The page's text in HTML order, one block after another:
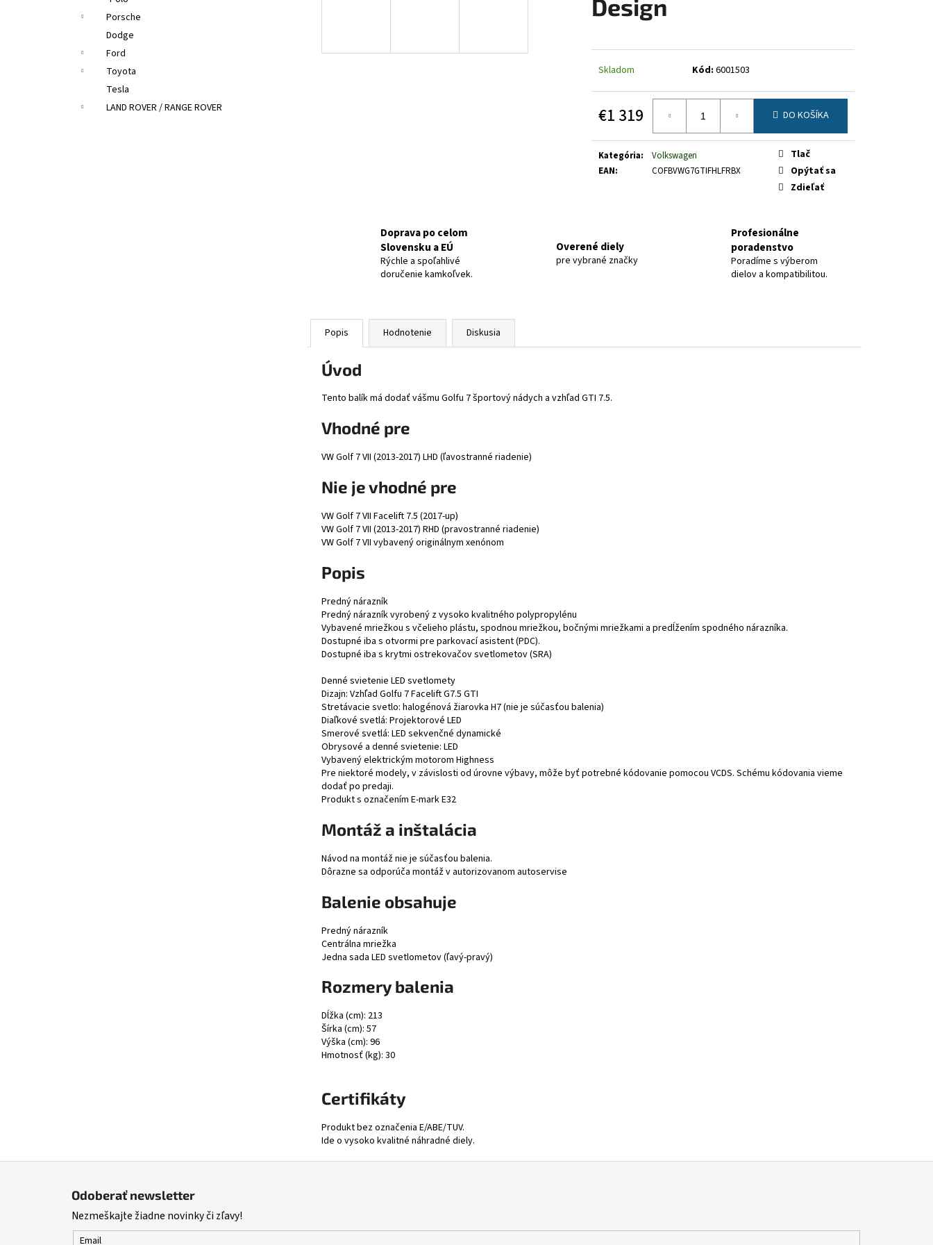
Porsche
Dodge
Ford
Toyota
Tesla
LAND ROVER / RANGE ROVER
Design
Skladom Kód: 6001503
€1 319
cena:
DO KOŠÍKA
Kategória:
Volkswagen
EAN: COFBVWG7GTIFHLFRBX
Tlač
Opýtať sa
Zdieľať
Doprava po celom
Slovensku a EÚ
Rýchle a spoľahlivé
doručenie kamkoľvek.
Overené diely
pre vybrané značky
Profesionálne
poradenstvo
Poradíme s výberom
dielov a kompatibilitou.
Popis Hodnotenie Diskusia
Úvod
Tento balík má dodať vášmu Golfu 7 športový nádych a vzhľad GTI 7.5.
Vhodné pre
VW Golf 7 VII (2013-2017) LHD (ľavostranné riadenie)
Nie je vhodné pre
VW Golf 7 VII Facelift 7.5 (2017-up)
VW Golf 7 VII (2013-2017) RHD (pravostranné riadenie)
VW Golf 7 VII vybavený originálnym xenónom
Popis
Predný nárazník
Predný nárazník vyrobený z vysoko kvalitného polypropylénu
Vybavené mriežkou s včelieho plástu, spodnou mriežkou, bočnými mriežkami a predĺžením spodného nárazníka.
Dostupné iba s otvormi pre parkovací asistent (PDC).
Dostupné iba s krytmi ostrekovačov svetlometov (SRA)
Denné svietenie LED svetlomety
Dizajn: Vzhľad Golfu 7 Facelift G7.5 GTI
Stretávacie svetlo: halogénová žiarovka H7 (nie je súčasťou balenia)
Diaľkové svetlá: Projektorové LED
Smerové svetlá: LED sekvenčné dynamické
Obrysové a denné svietenie: LED
Vybavený elektrickým motorom Highness
Pre niektoré modely, v závislosti od úrovne výbavy, môže byť potrebné kódovanie pomocou VCDS. Schému kódovania vieme
dodať po predaji.
Produkt s označením E-mark E32
Montáž a inštalácia
Návod na montáž nie je súčasťou balenia.
Dôrazne sa odporúča montáž v autorizovanom autoservise
Balenie obsahuje
Predný nárazník
Centrálna mriežka
Jedna sada LED svetlometov (ľavý-pravý)
Rozmery balenia
Dĺžka (cm): 213
Šírka (cm): 57
Výška (cm): 96
Hmotnosť (kg): 30
Certifikáty
Produkt bez označenia E/ABE/TUV.
Ide o vysoko kvalitné náhradné diely.
Odoberať newsletter
Nezmeškajte žiadne novinky či zľavy!
Email